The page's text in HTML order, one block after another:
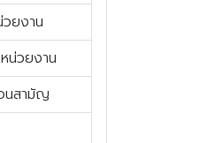
วยงาน
น่วยงาน
นสามัญ